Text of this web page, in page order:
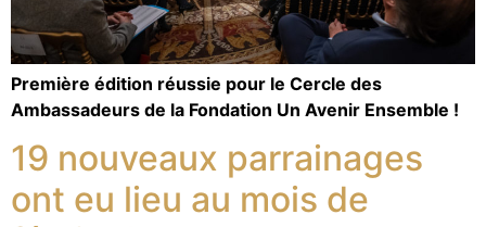
Première édition réussie pour le Cercle des
Ambassadeurs de la Fondation Un Avenir Ensemble !
19 nouveaux parrainages
ont eu lieu au mois de